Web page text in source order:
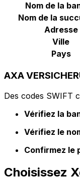
Nom de la
Nom de la
Adresse
Ville
Pays
AXA
Des codes SWIFT
Vérifiez la
Vérifiez le
Confirmez le
Choisissez